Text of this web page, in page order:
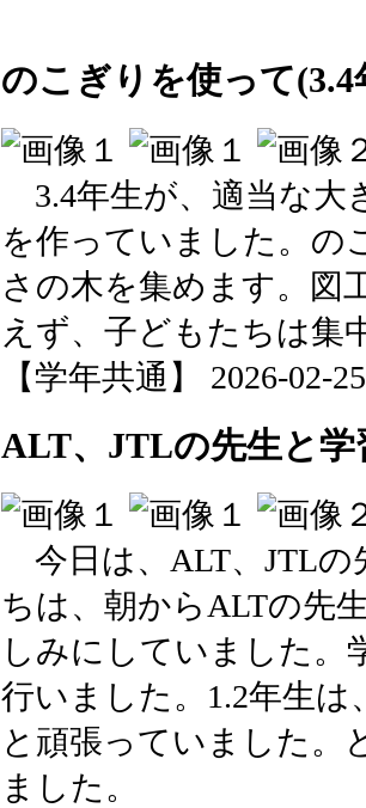
のこぎりを使って(3.4
3.4年生が、適当な大
を作っていました。の
さの木を集めます。図
えず、子どもたちは集
【学年共通】 2026-02-
ALT、JTLの先生と学
今日は、ALT、JTLの
ちは、朝からALTの先
しみにしていました。
行いました。1.2年生
と頑張っていました。
ました。